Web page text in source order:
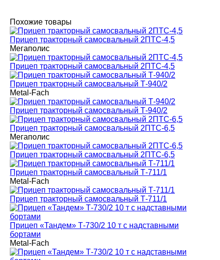
Похожие товары
Прицеп тракторный самосвальный 2ПТС-4,5
Мегаполис
Прицеп тракторный самосвальный 2ПТС-4,5
Прицеп тракторный самосвальный Т-940/2
Metal-Fach
Прицеп тракторный самосвальный Т-940/2
Прицеп тракторный самосвальный 2ПТС-6,5
Мегаполис
Прицеп тракторный самосвальный 2ПТС-6,5
Прицеп тракторный самосвальный Т-711/1
Metal-Fach
Прицеп тракторный самосвальный Т-711/1
Прицеп «Тандем» Т-730/2 10 т с надставными
бортами
Metal-Fach